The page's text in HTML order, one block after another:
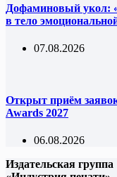
Дофаминовый укол:
в тело
07.08.2026
Открыт приём
Awards 2027
06.08.2026
Издательская группа